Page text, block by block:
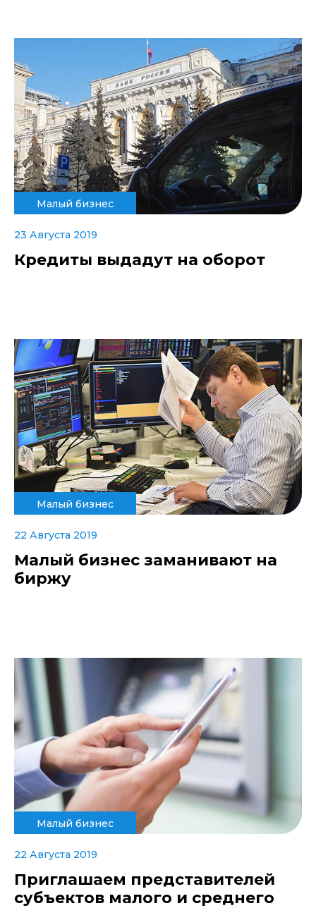
Малый бизнес
23 Августа 2019
Кредиты выдадут на оборот
Малый бизнес
22 Августа 2019
Малый бизнес заманивают на
биржу
Малый бизнес
22 Августа 2019
Приглашаем представителей
субъектов малого и среднего